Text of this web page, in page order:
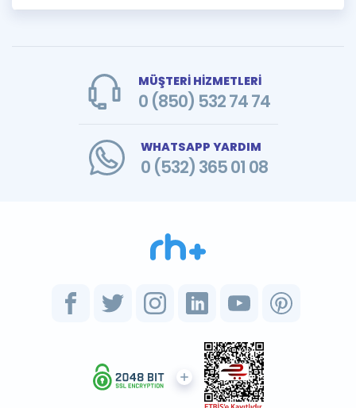
MÜŞTERİ HİZMETLERİ
0 (850) 532 74 74
WHATSAPP YARDIM
0 (532) 365 01 08